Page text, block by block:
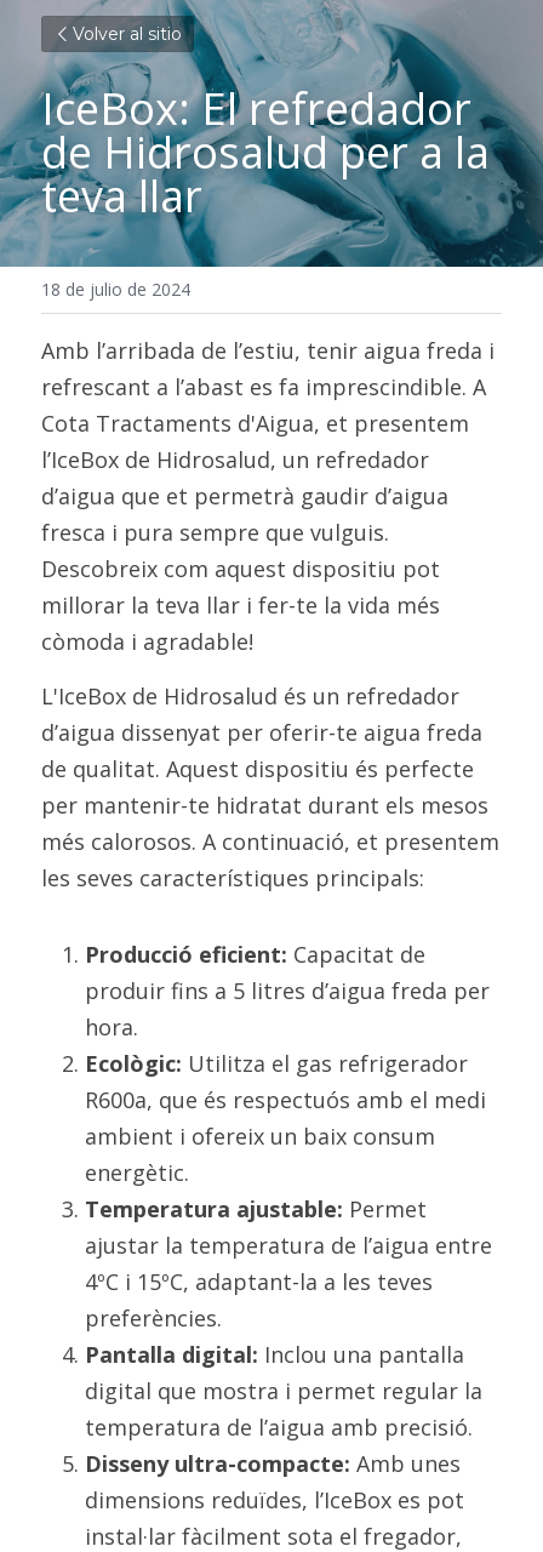
Volver al sitio
IceBox: El refredador
de Hidrosalud per a la
teva llar
18 de julio de 2024
Amb l’arribada de l’estiu, tenir aigua freda i
refrescant a l’abast es fa imprescindible. A
Cota Tractaments d'Aigua, et presentem
l’IceBox de Hidrosalud, un refredador
d’aigua que et permetrà gaudir d’aigua
fresca i pura sempre que vulguis.
Descobreix com aquest dispositiu pot
millorar la teva llar i fer-te la vida més
còmoda i agradable!
L'IceBox de Hidrosalud és un refredador
d’aigua dissenyat per oferir-te aigua freda
de qualitat. Aquest dispositiu és perfecte
per mantenir-te hidratat durant els mesos
més calorosos. A continuació, et presentem
les seves característiques principals:
Producció eficient: Capacitat de
produir fins a 5 litres d’aigua freda per
hora.
Ecològic: Utilitza el gas refrigerador
R600a, que és respectuós amb el medi
ambient i ofereix un baix consum
energètic.
Temperatura ajustable: Permet
ajustar la temperatura de l’aigua entre
4ºC i 15ºC, adaptant-la a les teves
preferències.
Pantalla digital: Inclou una pantalla
digital que mostra i permet regular la
temperatura de l’aigua amb precisió.
Disseny ultra-compacte: Amb unes
dimensions reduïdes, l’IceBox es pot
instal·lar fàcilment sota el fregador,